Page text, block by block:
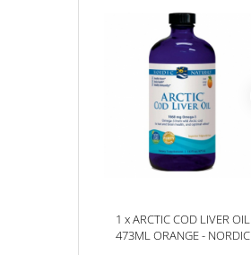
1 x ARCTIC COD LIVER OIL
473ML ORANGE - NORDIC